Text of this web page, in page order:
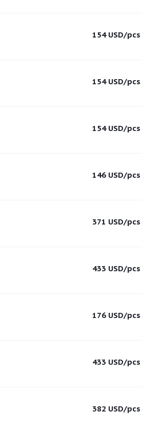
154USD/pcs
154USD/pcs
154USD/pcs
146 USD/pcs
371 USD/pcs
433 USD/pcs
176 USD/pcs
433 USD/pcs
382 USD/pcs